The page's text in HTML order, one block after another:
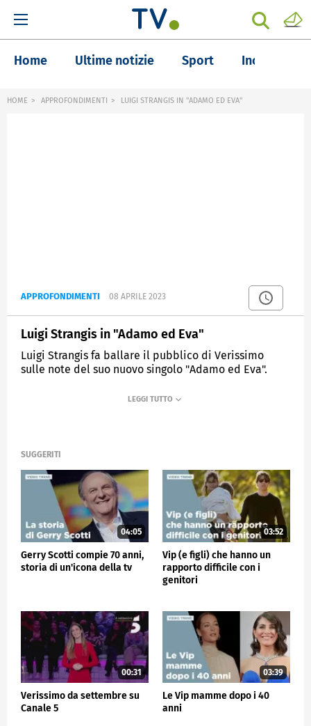
Home Ultime notizie Sport Inchieste
HOME APPROFONDIMENTI LUIGI STRANGIS IN "ADAMO ED EVA"
APPROFONDIMENTI 08 APRILE 2023
Luigi Strangis in "Adamo ed Eva"
Luigi Strangis fa ballare il pubblico di Verissimo
sulle note del suo nuovo singolo "Adamo ed Eva".
VERISSIMO
SUGGERITI
04:05
Gerry Scotti compie 70 anni,
storia di un'icona della tv
03:52
Vip (e figli) che hanno un
rapporto difficile con i
genitori
00:31
Verissimo da settembre su
Canale 5
03:39
Le Vip mamme dopo i 40
anni